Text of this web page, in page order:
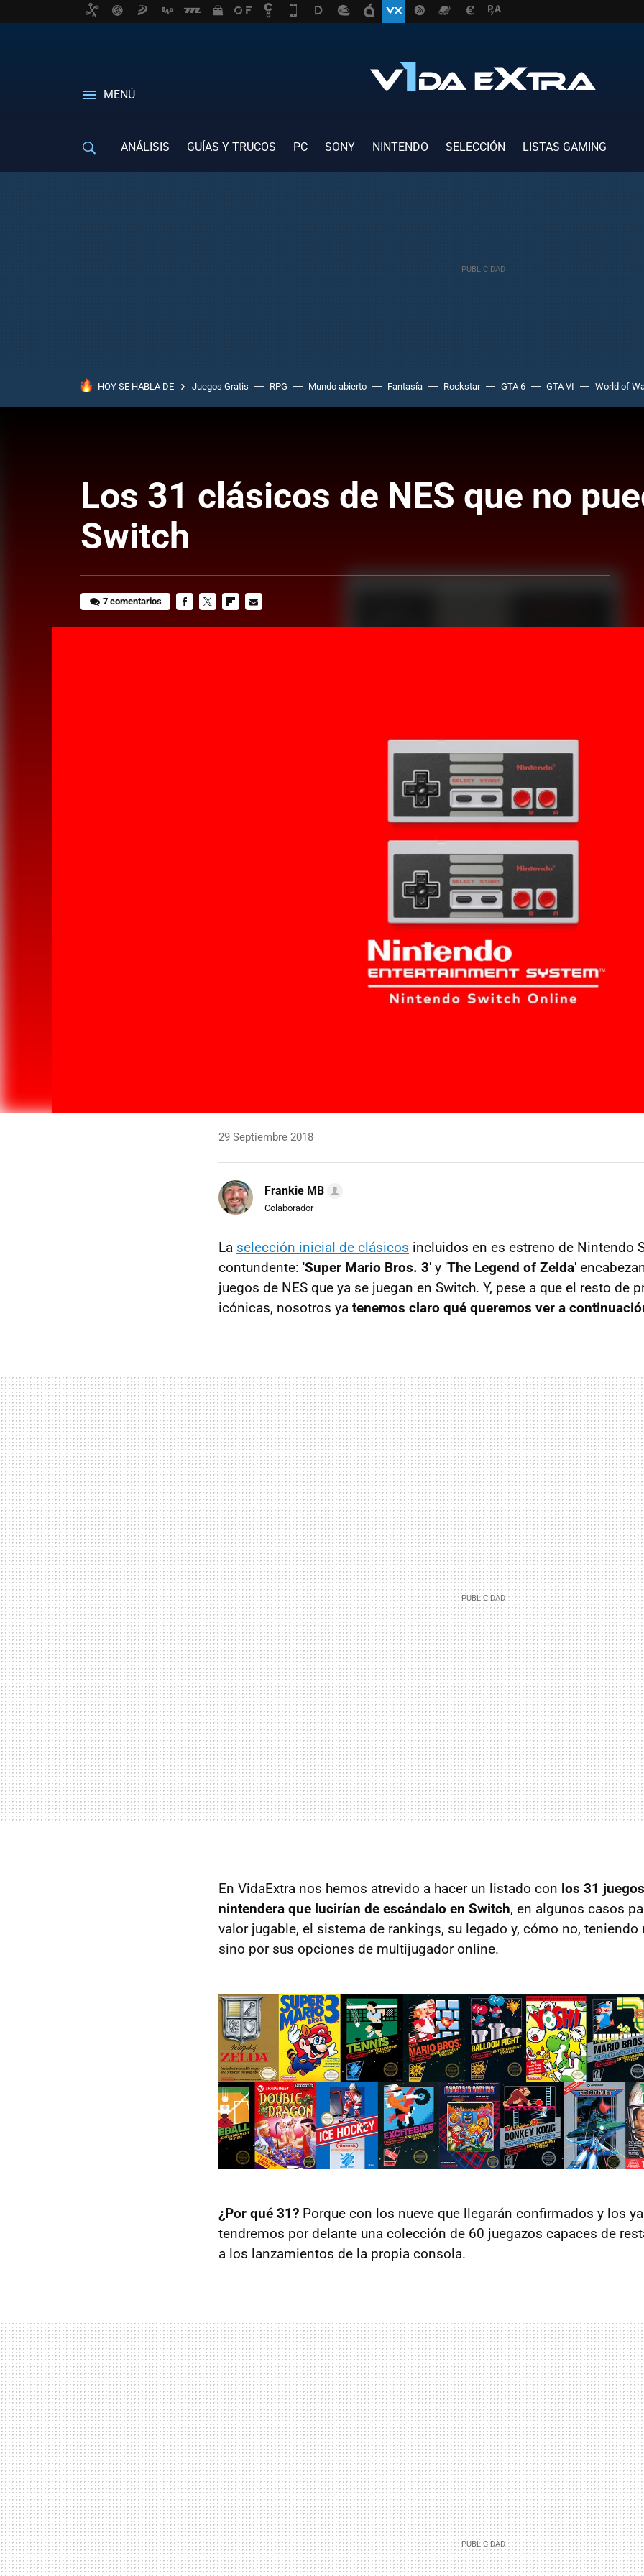
MENÚ
ANÁLISIS GUÍAS Y TRUCOS PC SONY NINTENDO SELECCIÓN LISTAS GAMING
HOY SE HABLA DE Juegos Gratis RPG Mundo abierto Fantasía Rockstar GTA 6 GTA VI World of
Los 31 clásicos de NES que no
Switch
7 comentarios
29 Septiembre 2018
Frankie MB
Colaborador
La selección inicial de clásicos incluidos en es estreno de Nintendo
contundente: 'Super Mario Bros. 3' y 'The Legend of Zelda'
juegos de NES que ya se juegan en Switch. Y, pese a que el resto de
icónicas, nosotros ya tenemos claro qué queremos ver a
En VidaExtra nos hemos atrevido a hacer un listado con los 31
nintendera que lucirían de escándalo en Switch, en algunos casos
valor jugable, el sistema de rankings, su legado y, cómo no, teniendo
sino por sus opciones de multijugador online.
¿Por qué 31? Porque con los nueve que llegarán confirmados y los
tendremos por delante una colección de 60 juegazos capaces de
a los lanzamientos de la propia consola.